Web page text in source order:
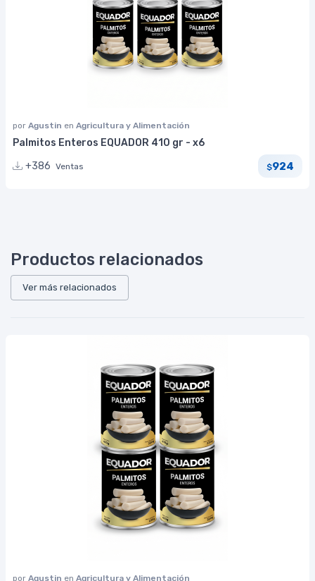
por Agustin en Agricultura y Alimentación
Palmitos Enteros EQUADOR 410 gr - x6
+386 Ventas $924
Productos relacionados
Ver más relacionados
por Agustin en Agricultura y Alimentación